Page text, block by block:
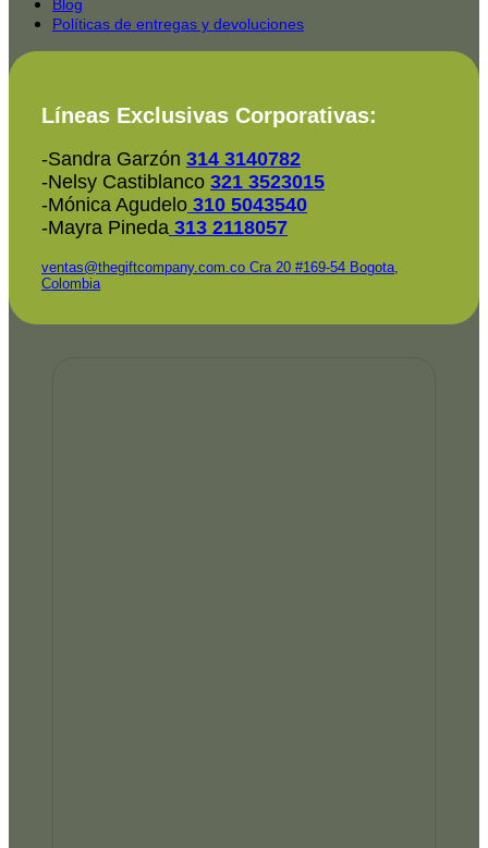
Blog
Políticas de entregas y devoluciones
Líneas Exclusivas Corporativas:
-Sandra Garzón 314 3140782
-Nelsy Castiblanco 321 3523015
-Mónica Agudelo 310 5043540
-Mayra Pineda 313 2118057
ventas@thegiftcompany.com.co Cra 20 #169-54 Bogota,
Colombia